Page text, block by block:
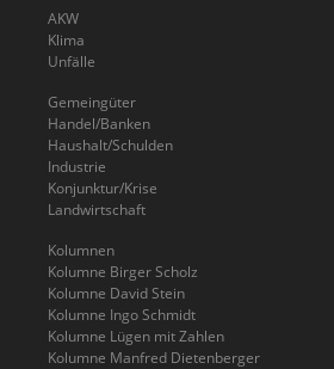
AKW
Klima
Unfälle
Gemeingüter
Handel/Banken
Haushalt/Schulden
Industrie
Konjunktur/Krise
Landwirtschaft
Kolumnen
Kolumne Birger Scholz
Kolumne David Stein
Kolumne Ingo Schmidt
Kolumne Lügen mit Zahlen
Kolumne Manfred Dietenberger